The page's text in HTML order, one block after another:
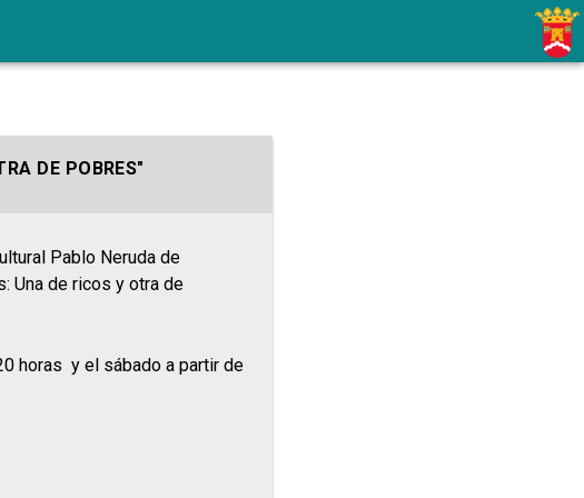
DE POBRES"
Pablo Neruda de
Una de ricos y otra de
horas y el sábado a partir de